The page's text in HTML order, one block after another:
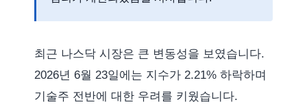
최근 나스닥 시장은 큰 변동성을 보였습니다.
2026년 6월 23일에는 지수가 2.21% 하락하며
기술주 전반에 대한 우려를 키웠습니다.